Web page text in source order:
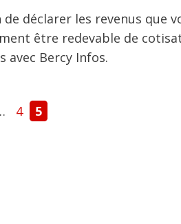
de déclarer les revenus que
être redevable de
avec Bercy Infos.
Page
4 Page
5